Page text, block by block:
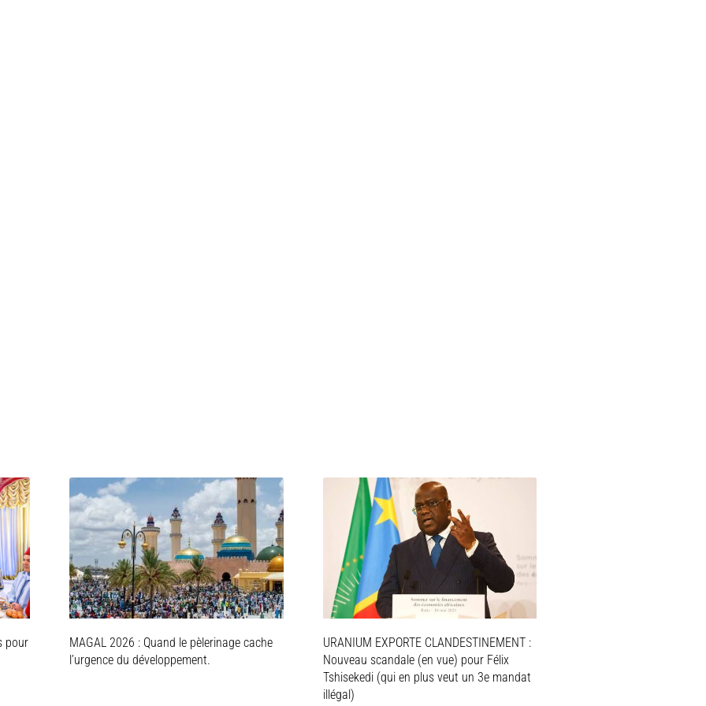
pour
MAGAL 2026 : Quand le pèlerinage cache
l’urgence du développement.
URANIUM EXPORTE CLANDESTINEMENT :
Nouveau scandale (en vue) pour Félix
Tshisekedi (qui en plus veut un 3e mandat
illégal)